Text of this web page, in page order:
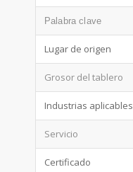
Palabra clave
Lugar de origen
Grosor del tablero
Industrias aplicables
Servicio
Certificado